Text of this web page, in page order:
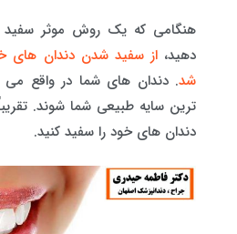
هنگامی که یک روش موثر سفید
دهید،از سفید شدن دندان های
شد. دندان های شما در واقع می
ترین سایه طبیعی شما شوند.
دندان های خود را سفید کنید.